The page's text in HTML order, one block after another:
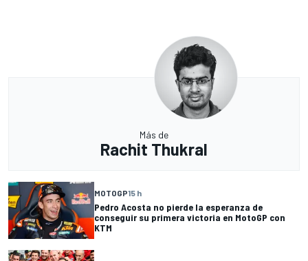
Más de
Rachit Thukral
MOTOGP15 h
Pedro Acosta no pierde la esperanza de
conseguir su primera victoria en MotoGP con
KTM